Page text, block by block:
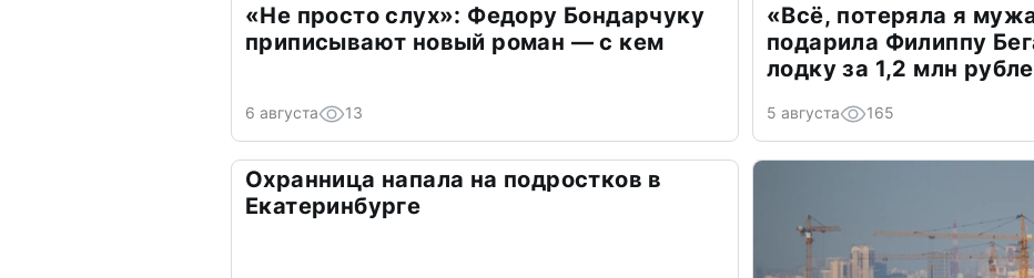
«Не просто слух»: Федору Бондарчуку
приписывают новый роман — с кем
6 августа 13
«Всё, потеряла я
подарила Филиппу
лодку за 1,2 млн
5 августа 165
Охранница напала на подростков в
Екатеринбурге